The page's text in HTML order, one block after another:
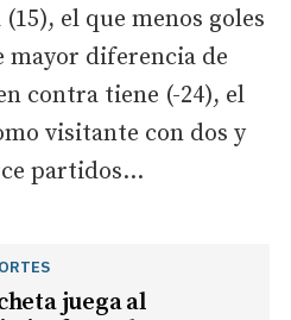
el que menos goles
mayor diferencia de
contra tiene (-24), el
visitante con dos y
partidos…
juega al